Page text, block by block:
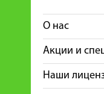
О нас
Акции и
Наши